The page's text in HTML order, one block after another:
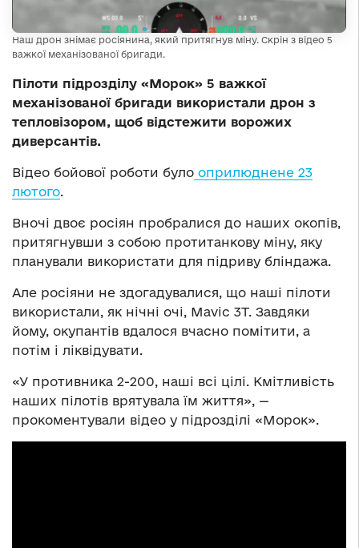
Наш дрон знімає росіянина, який притягнув міну. Скрін з відео 5
важкої механізованої бригади.
Пілоти підрозділу «Морок» 5 важкої
механізованої бригади використали дрон з
тепловізором, щоб відстежити ворожих
диверсантів.
Відео бойової роботи було оприлюднене 23
лютого.
Вночі двоє росіян пробралися до наших окопів,
притягнувши з собою протитанкову міну, яку
планували використати для підриву бліндажа.
Але росіяни не здогадувалися, що наші пілоти
використали, як нічні очі, Mavic 3T. Завдяки
йому, окупантів вдалося вчасно помітити, а
потім і ліквідувати.
«У противника 2-200, наші всі цілі. Кмітливість
наших пілотів врятувала їм життя», —
прокоментували відео у підрозділі «Морок».